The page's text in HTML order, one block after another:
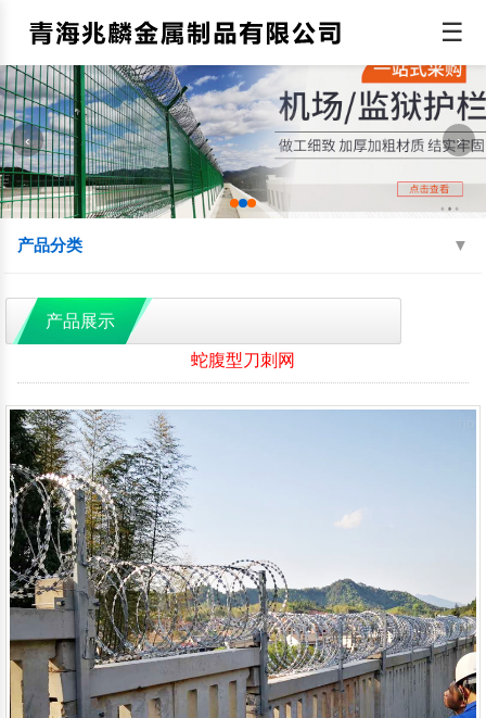
☰
‹ ›
产品分类
机场围界 监狱钢网墙 边境线防护网
球场围网 蛇腹型刀刺网 防抛网
防眩网 铁艺护栏 铝艺护栏
交通护栏
人行道护栏 绿化护栏
移动护栏
围挡
产品展示
蛇腹型刀刺网